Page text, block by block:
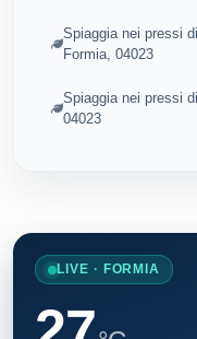
Spiaggia nei pressi
Formia, 04023
Spiaggia nei pressi
04023
LIVE · FORMIA